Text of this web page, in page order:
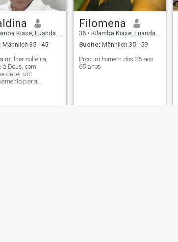
Kiaxe, Luanda, Angola
Männlich 35 - 45
mulher solteira,
à Deus, com
de ter um
para
Filomena
36 • Kilamba Kiaxe, Luanda, Angola
Suche: Männlich 35 - 59
Procuro homem dos 35 aos
65 anos